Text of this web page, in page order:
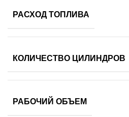
РАСХОД ТОПЛИВА
КОЛИЧЕСТВО ЦИЛИНДРОВ
РАБОЧИЙ ОБЪЕМ